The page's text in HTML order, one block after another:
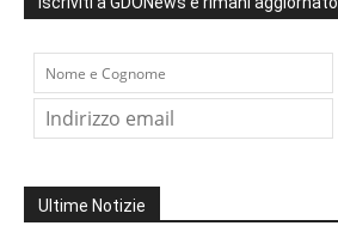
Ultime Notizie